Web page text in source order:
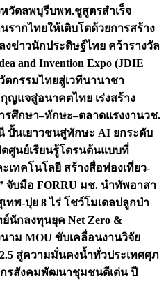
หวัดลพบุรีบพท.ชูสูตรสำเร็จ
รากไทยให้เติบโตด้วยการสร้าง
งข่าวนักประดิษฐ์ไทย คว้ารางวัล
and Invention Expo (JDIE
ตกรรมไทยสู่เวทีนานาชา
แจสู่อนาคตไทย เร่งสร้าง
ารศึกษา–ทักษะ–ตลาดแรงงานวช.
ปั้นเยาวชนสู่ทักษะ AI ยกระดับ
ดศูนย์เรียนรู้โดรนต้นแบบที่
เทคโนโลยี สร้างสื่อท่องเที่ยว-
จับมือ FORRU มช. นำทัพอาสา
ทพ-ปุย 8 ไร่ โชว์โมเดลปลูกป่า
นักลงทุนยุค Net Zero &
าม MOU ขับเคลื่อนงานวิจัย
สู่ความมั่นคงน้ำทั่วประเทศศุภ
กรสังคมพัฒนาชุมชนดีเด่น ปี